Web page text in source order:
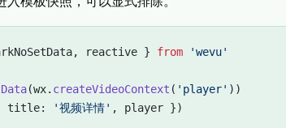
reactive } from 'wevu'
(wx. createVideoContext ( 'player' ))
title: '视频详情' , player })